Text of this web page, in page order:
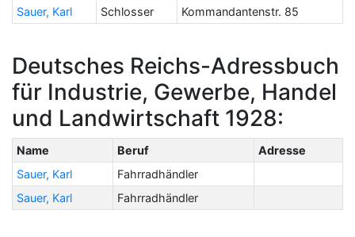
Sauer, Karl
Schlosser Kommandantenstr. 85
Deutsches Reichs-Adressbuch
für Industrie, Gewerbe, Handel
und Landwirtschaft 1928:
Name Beruf
Adresse
Sauer, Karl
Fahrradhändler
Sauer, Karl
Fahrradhändler